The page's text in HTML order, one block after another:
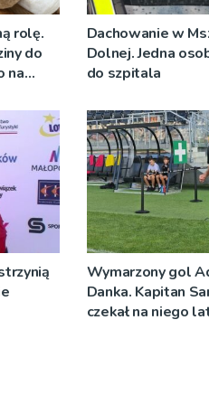
rolę.
do
na
Dachowanie w
Dolnej. Jedna
do szpitala
Wymarzony gol
Danka. Kapitan
czekał na niego